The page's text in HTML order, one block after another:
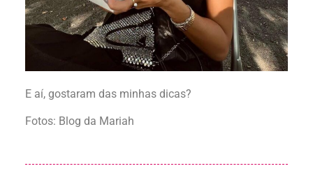
E aí, gostaram das minhas dicas?
Fotos: Blog da Mariah